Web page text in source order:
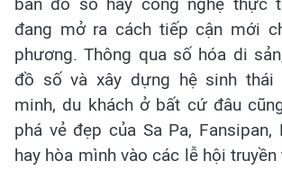
đang mở ra cách tiếp cận mới
phương. Thông qua số hóa di
đồ số và xây dựng hệ sinh thái
minh, du khách ở bất cứ đâu
phá vẻ đẹp của Sa Pa, Fansipan,
hay hòa mình vào các lễ hội